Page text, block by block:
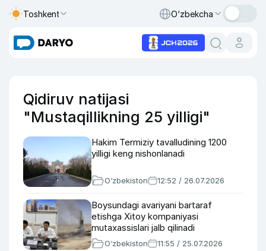
Toshkent O‘zbekcha
Qidiruv natijasi
"Mustaqillikning 25 yilligi"
Hakim Termiziy tavalludining 1200
yilligi keng nishonlanadi
O‘zbekiston 12:52 / 26.07.2026
Boysundagi avariyani bartaraf
etishga Xitoy kompaniyasi
mutaxassislari jalb qilinadi
O‘zbekiston 11:55 / 25.07.2026